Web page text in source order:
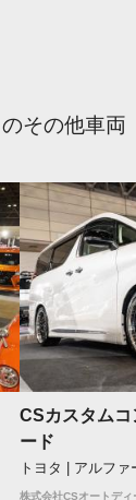
のその他車両
CSカスタム
ード
トヨタ | アルファ
株式会社CSオートディ